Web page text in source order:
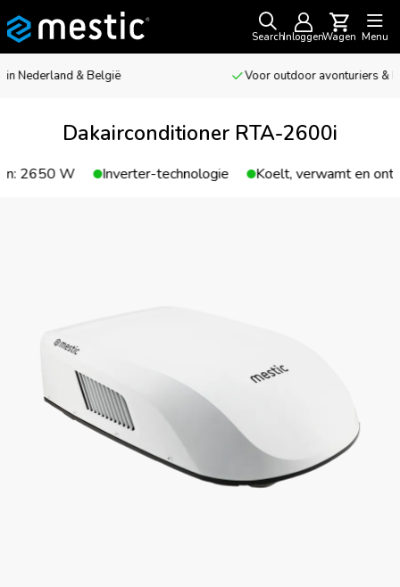
SearchInloggenWagen Menu
Voor outdoor avonturiers & kampeerliefhebbers
Dakairconditioner RTA-2600i
Inverter-technologie Koelt, verwamt en ontvochtigt